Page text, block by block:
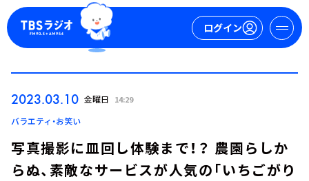
ログイン
ログイン
2023.03.10 金曜日 14:29
バラエティ・お笑い
写真撮影に皿回し体験まで！？ 農園らしか
らぬ、素敵なサービスが人気の「いちごがり